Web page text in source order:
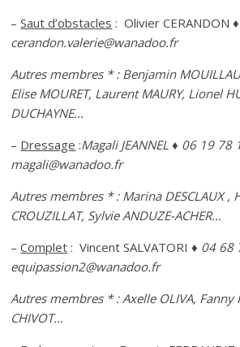
–Saut d’obstacles : Olivier CERANDON
cerandon.valerie@wanadoo.fr
Autres membres * : Benjamin
Elise MOURET, Laurent MAURY, Lionel
DUCHAYNE…
– Dressage :Magali JEANNEL ♦ 06 19 78
magali@wanadoo.fr
Autres membres * : Marina DESCLAUX ,
CROUZILLAT, Sylvie ANDUZE-ACHER…
–Complet : Vincent SALVATORI♦ 04 68
equipassion2@wanadoo.fr
Autres membres * : Axelle OLIVA, Fanny
CHIVOT…